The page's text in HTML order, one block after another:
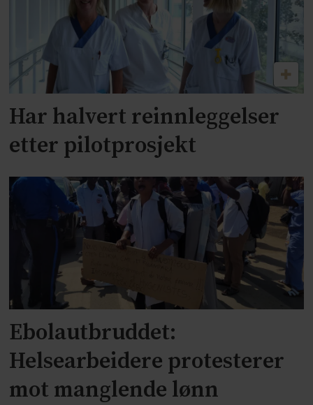
Har halvert reinnleggelser
etter pilotprosjekt
Ebolautbruddet:
Helsearbeidere protesterer
mot manglende lønn